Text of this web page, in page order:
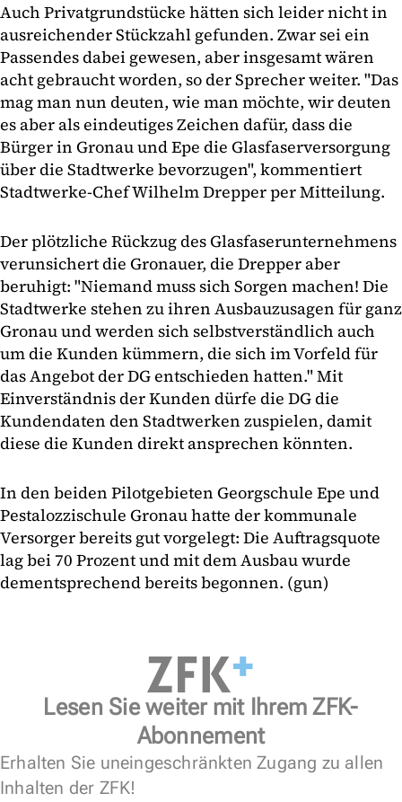
Auch Privatgrundstücke hätten sich leider nicht in
ausreichender Stückzahl gefunden. Zwar sei ein
Passendes dabei gewesen, aber insgesamt wären
acht gebraucht worden, so der Sprecher weiter. "Das
mag man nun deuten, wie man möchte, wir deuten
es aber als eindeutiges Zeichen dafür, dass die
Bürger in Gronau und Epe die Glasfaserversorgung
über die Stadtwerke bevorzugen", kommentiert
Stadtwerke-Chef Wilhelm Drepper per Mitteilung.
Der plötzliche Rückzug des Glasfaserunternehmens
verunsichert die Gronauer, die Drepper aber
beruhigt: "Niemand muss sich Sorgen machen! Die
Stadtwerke stehen zu ihren Ausbauzusagen für ganz
Gronau und werden sich selbstverständlich auch
um die Kunden kümmern, die sich im Vorfeld für
das Angebot der DG entschieden hatten." Mit
Einverständnis der Kunden dürfe die DG die
Kundendaten den Stadtwerken zuspielen, damit
diese die Kunden direkt ansprechen könnten.
In den beiden Pilotgebieten Georgschule Epe und
Pestalozzischule Gronau hatte der kommunale
Versorger bereits gut vorgelegt: Die Auftragsquote
lag bei 70 Prozent und mit dem Ausbau wurde
dementsprechend bereits begonnen. (gun)
Lesen Sie weiter mit Ihrem ZFK-
Abonnement
Erhalten Sie uneingeschränkten Zugang zu allen
Inhalten der ZFK!